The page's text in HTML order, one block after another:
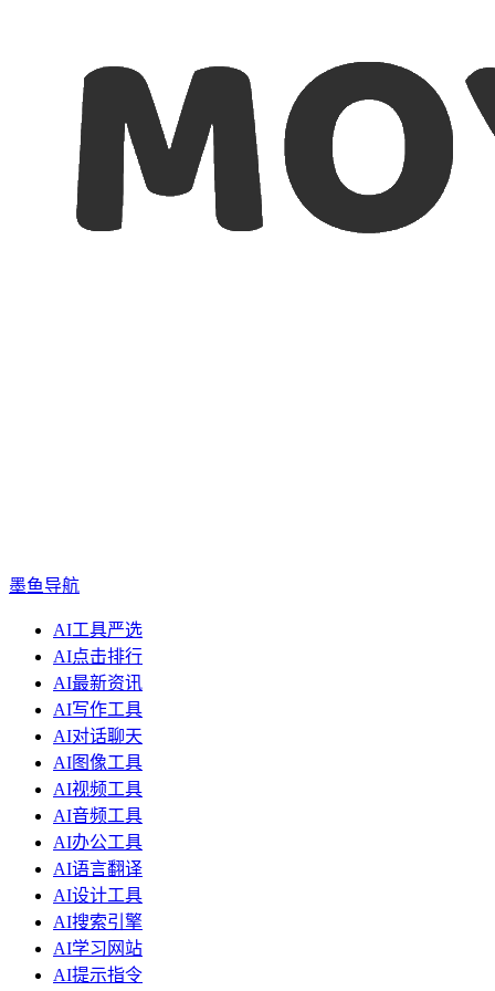
墨鱼导航
AI工具严选
AI点击排行
AI最新资讯
AI写作工具
AI对话聊天
AI图像工具
AI视频工具
AI音频工具
AI办公工具
AI语言翻译
AI设计工具
AI搜索引擎
AI学习网站
AI提示指令